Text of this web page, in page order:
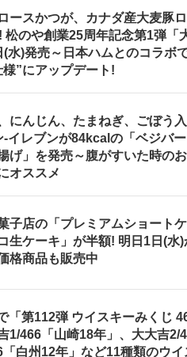
ースかつが、カナダ産大麦豚
松のや創業25周年記念第1弾「
(水)発売～日本ハムとのコラボ
様”にアップデート!
にんじん、たまねぎ、ごぼう
‐イレブンが84kcalの「ベジバ
げ」を発売～腹がすいた時の
オススメ
子店の「プレミアムショート
生ケーキ」が半額! 明日1日(水
格商品も販売中
「第112弾 ウイスキーみくじ
466「山崎18年」、大大吉2/
「白州12年」など11種類のウ